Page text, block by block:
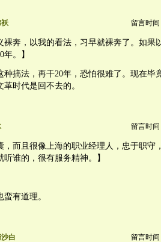
留言时间
裸奔，以我的看法，习早就裸奔了。如果
。】
种搞法，再干20年，恐怕很难了。现在毕
时代是回不去的。
留言时间
，而且很像上海的职业经理人，忠于职守
听谁的，很有服务精神。】
有道理。
白 留言时间